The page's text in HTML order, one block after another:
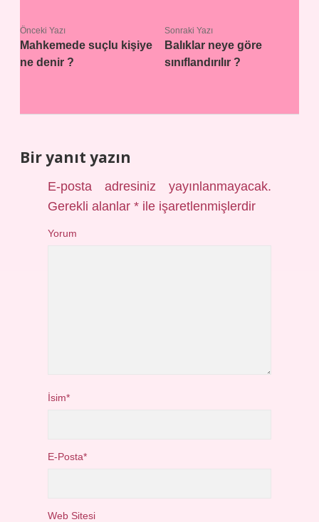
Önceki Yazı
Mahkemede suçlu kişiye
ne denir ?
Sonraki Yazı
Balıklar neye göre
sınıflandırılır ?
Bir yanıt yazın
E-posta adresiniz yayınlanmayacak.
Gerekli alanlar* ile işaretlenmişlerdir
Yorum
İsim*
E-Posta*
Web Sitesi